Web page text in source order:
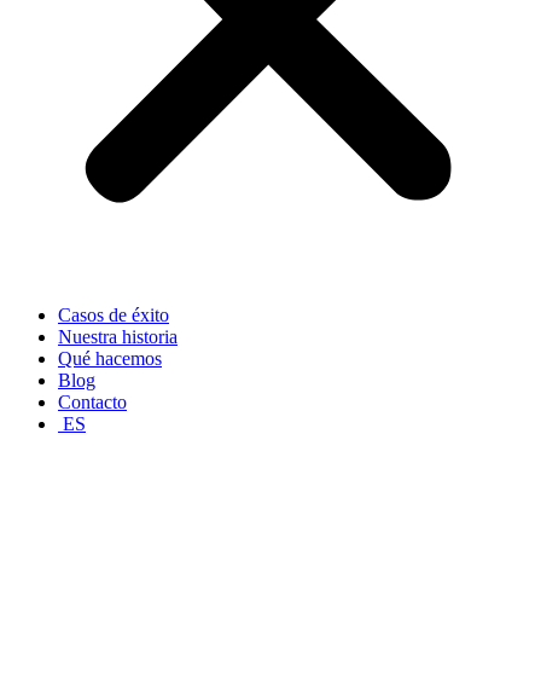
Casos de éxito
Nuestra historia
Qué hacemos
Blog
Contacto
ES